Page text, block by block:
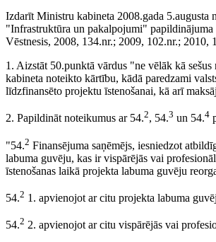
Izdarīt Ministru kabineta 2008.gada
"Infrastruktūra un pakalpojumi"
Vēstnesis, 2008, 134.nr.; 2009, 102.nr.; 2010,
1. Aizstāt 50.punktā vārdus "ne vēlāk kā
kabineta noteikto kārtību, kādā paredzami
līdzfinansēto projektu īstenošanai, kā arī
2. Papildināt noteikumus ar 54.2, 54.3 un 54.4
"54.2 Finansējuma saņēmējs, iesniedzot
labuma guvēju, kas ir vispārējās vai
īstenošanas laikā projekta labuma guvēju
54.2 1. apvienojot ar citu projekta labuma
54.2 2. apvienojot ar citu vispārējās vai